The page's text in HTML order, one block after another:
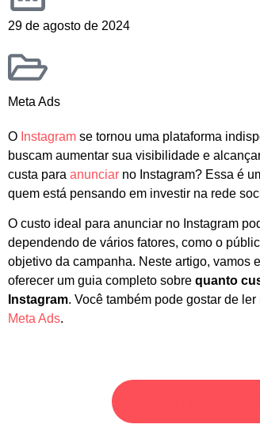
29 de agosto de 2024
Meta Ads
O Instagram se tornou uma plataforma
buscam aumentar sua visibilidade e
custa para anunciar no Instagram? Essa é
quem está pensando em investir na rede
O custo ideal para anunciar no Instagram
dependendo de vários fatores, como o
objetivo da campanha. Neste artigo, vamos
oferecer um guia completo sobre quanto
Instagram. Você também pode gostar de
Meta Ads.